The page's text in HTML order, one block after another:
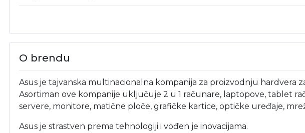
O brendu
Asus je tajvanska multinacionalna kompanija za proizvodnju hardvera
Asortiman ove kompanije uključuje 2 u 1 računare, laptopove, tablet
servere, monitore, matične ploče, grafičke kartice, optičke uređaje,
Asus je strastven prema tehnologiji i vođen je inovacijama.